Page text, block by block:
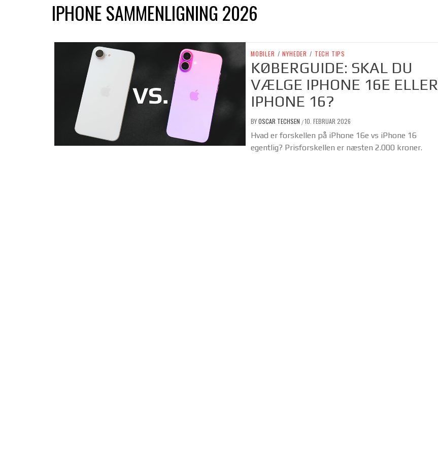
IPHONE SAMMENLIGNING 2026
MOBILER / NYHEDER / TECH TIPS
KØBERGUIDE: SKAL DU
VÆLGE IPHONE 16E ELLER
IPHONE 16?
BYOSCAR TECHSEN /10. FEBRUAR 2026
Hvad er forskellen på iPhone 16e vs iPhone 16
egentlig? Prisforskellen er næsten 2.000 kroner.